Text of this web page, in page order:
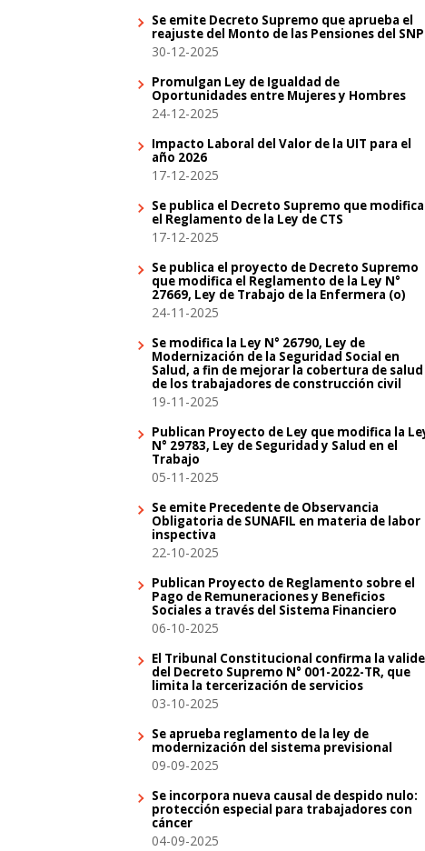
Se emite Decreto Supremo que aprueba el
reajuste del Monto de las Pensiones del SNP
30-12-2025
Promulgan Ley de Igualdad de
Oportunidades entre Mujeres y Hombres
24-12-2025
Impacto Laboral del Valor de la UIT para el
año 2026
17-12-2025
Se publica el Decreto Supremo que modifica
el Reglamento de la Ley de CTS
17-12-2025
Se publica el proyecto de Decreto Supremo
que modifica el Reglamento de la Ley N°
27669, Ley de Trabajo de la Enfermera (o)
24-11-2025
Se modifica la Ley N° 26790, Ley de
Modernización de la Seguridad Social en
Salud, a fin de mejorar la cobertura de salud
de los trabajadores de construcción civil
19-11-2025
Publican Proyecto de Ley que modifica la
N° 29783, Ley de Seguridad y Salud en el
Trabajo
05-11-2025
Se emite Precedente de Observancia
Obligatoria de SUNAFIL en materia de labor
inspectiva
22-10-2025
Publican Proyecto de Reglamento sobre el
Pago de Remuneraciones y Beneficios
Sociales a través del Sistema Financiero
06-10-2025
El Tribunal Constitucional confirma la
del Decreto Supremo N° 001-2022-TR, que
limita la tercerización de servicios
03-10-2025
Se aprueba reglamento de la ley de
modernización del sistema previsional
09-09-2025
Se incorpora nueva causal de despido nulo:
protección especial para trabajadores con
cáncer
04-09-2025